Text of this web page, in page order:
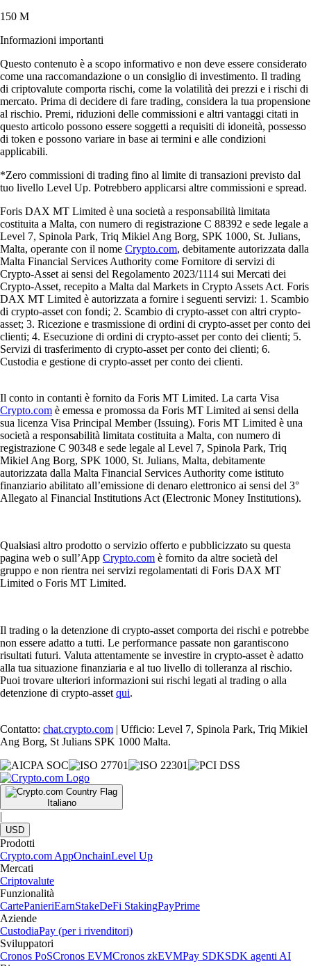
150 M
Informazioni importanti
Questo contenuto è a scopo informativo e non deve essere considerato
come una raccomandazione o un consiglio di investimento. Il trading
di criptovalute comporta rischi, come la volatilità dei prezzi e i rischi di
mercato. Prima di decidere di fare trading, considera la tua propensione
al rischio. Premi, riduzioni delle commissioni e altri vantaggi citati in
questo articolo possono essere soggetti a requisiti di idoneità, possesso
di token e possono variare in base ai termini e alle condizioni
applicabili.
*Zero commissioni di trading fino al limite di transazioni previsto dal
tuo livello Level Up. Potrebbero applicarsi altre commissioni e spread.
Foris DAX MT Limited è una società a responsabilità limitata
costituita a Malta, con numero di registrazione C 88392 e sede legale a
Level 7, Spinola Park, Triq Mikiel Ang Borg, SPK 1000, St. Julians,
Malta, operante con il nome Crypto.com, debitamente autorizzata dalla
Malta Financial Services Authority come Fornitore di servizi di
Crypto-Asset ai sensi del Regolamento 2023/1114 sui Mercati dei
Crypto-Asset, recepito a Malta dal Markets in Crypto Assets Act. Foris
DAX MT Limited è autorizzata a fornire i seguenti servizi: 1. Scambio
di crypto-asset con fondi; 2. Scambio di crypto-asset con altri crypto-
asset; 3. Ricezione e trasmissione di ordini di crypto-asset per conto dei
clienti; 4. Esecuzione di ordini di crypto-asset per conto dei clienti; 5.
Servizi di trasferimento di crypto-asset per conto dei clienti; 6.
Custodia e gestione di crypto-asset per conto dei clienti.
Il conto in contanti è fornito da Foris MT Limited. La carta Visa
Crypto.com è emessa e promossa da Foris MT Limited ai sensi della
sua licenza Visa Principal Member (Issuing). Foris MT Limited è una
società a responsabilità limitata costituita a Malta, con numero di
registrazione C 90348 e sede legale al Level 7, Spinola Park, Triq
Mikiel Ang Borg, SPK 1000, St. Julians, Malta, debitamente
autorizzata dalla Malta Financial Services Authority come istituto
finanziario abilitato all’emissione di denaro elettronico ai sensi del 3°
Allegato al Financial Institutions Act (Electronic Money Institutions).
Qualsiasi altro prodotto o servizio offerto e pubblicizzato su questa
pagina web o sull’App Crypto.com è fornito da altre società del
gruppo e non rientra nei servizi regolamentati di Foris DAX MT
Limited o Foris MT Limited.
Il trading o la detenzione di crypto-asset comporta dei rischi e potrebbe
non essere adatto a tutti. Le performance passate non garantiscono
risultati futuri. Valuta attentamente se investire in crypto-asset è adatto
alla tua situazione finanziaria e al tuo livello di tolleranza al rischio.
Puoi trovare ulteriori informazioni sui rischi legati al trading o alla
detenzione di crypto-asset qui.
Contatto: chat.crypto.com | Ufficio: Level 7, Spinola Park, Triq Mikiel
Ang Borg, St Julians SPK 1000 Malta.
Italiano
|
USD
Prodotti
Crypto.com AppOnchainLevel Up
Mercati
Criptovalute
Funzionalità
CartePanieriEarnStakeDeFi StakingPayPrime
Aziende
CustodiaPay (per i rivenditori)
Sviluppatori
Cronos PoSCronos EVMCronos zkEVMPay SDKSDK agenti AI